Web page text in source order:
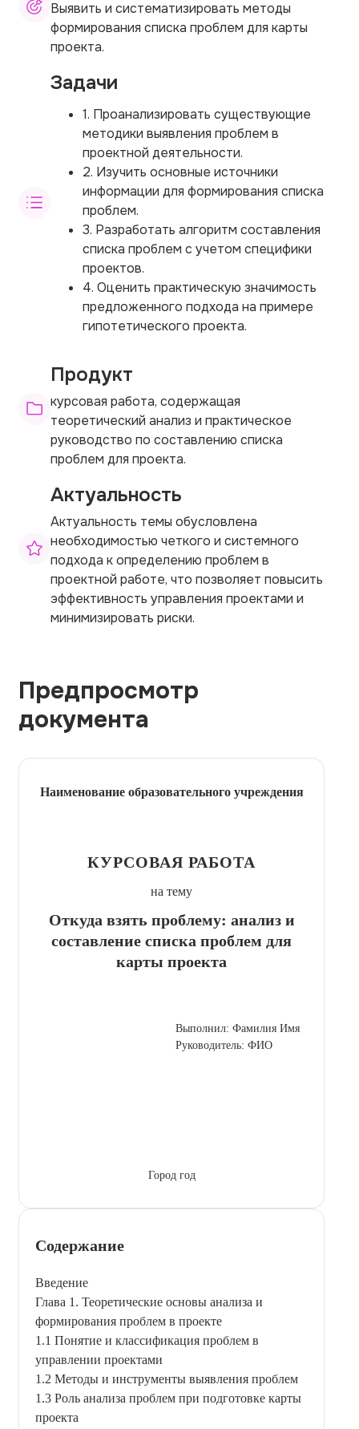
Выявить и систематизировать методы
формирования списка проблем для карты
проекта.
Задачи
1. Проанализировать существующие
методики выявления проблем в
проектной деятельности.
2. Изучить основные источники
информации для формирования списка
проблем.
3. Разработать алгоритм составления
списка проблем с учетом специфики
проектов.
4. Оценить практическую значимость
предложенного подхода на примере
гипотетического проекта.
Продукт
курсовая работа, содержащая
теоретический анализ и практическое
руководство по составлению списка
проблем для проекта.
Актуальность
Актуальность темы обусловлена
необходимостью четкого и системного
подхода к определению проблем в
проектной работе, что позволяет повысить
эффективность управления проектами и
минимизировать риски.
Предпросмотр
документа
Наименование образовательного учреждения
КУРСОВАЯ РАБОТА
на тему
Откуда взять проблему: анализ и
составление списка проблем для
карты проекта
Выполнил: Фамилия Имя
Руководитель: ФИО
Город год
Содержание
Введение
Глава 1. Теоретические основы анализа и
формирования проблем в проекте
1.1 Понятие и классификация проблем в
управлении проектами
1.2 Методы и инструменты выявления проблем
1.3 Роль анализа проблем при подготовке карты
проекта